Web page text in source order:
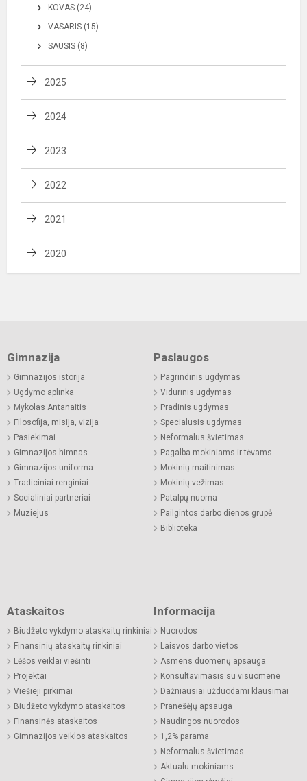
KOVAS (24)
VASARIS (15)
SAUSIS (8)
2025
2024
2023
2022
2021
2020
Gimnazija
Gimnazijos istorija
Ugdymo aplinka
Mykolas Antanaitis
Filosofija, misija, vizija
Pasiekimai
Gimnazijos himnas
Gimnazijos uniforma
Tradiciniai renginiai
Socialiniai partneriai
Muziejus
Paslaugos
Pagrindinis ugdymas
Vidurinis ugdymas
Pradinis ugdymas
Specialusis ugdymas
Neformalus švietimas
Pagalba mokiniams ir tėvams
Mokinių maitinimas
Mokinių vežimas
Patalpų nuoma
Pailgintos darbo dienos grupė
Biblioteka
Ataskaitos
Biudžeto vykdymo ataskaitų rinkiniai
Finansinių ataskaitų rinkiniai
Lėšos veiklai viešinti
Projektai
Viešieji pirkimai
Biudžeto vykdymo ataskaitos
Finansinės ataskaitos
Gimnazijos veiklos ataskaitos
Informacija
Nuorodos
Laisvos darbo vietos
Asmens duomenų apsauga
Konsultavimasis su visuomene
Dažniausiai užduodami klausimai
Pranešėjų apsauga
Naudingos nuorodos
1,2% parama
Neformalus švietimas
Aktualu mokiniams